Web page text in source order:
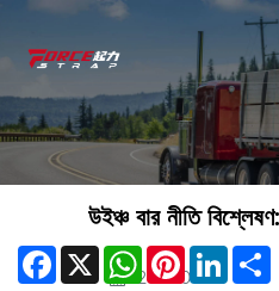
উইঞ্চ বার নীতি
2025.04.23
Facebook
X WhatsAppPinterest